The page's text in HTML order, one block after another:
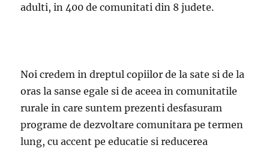
adulti, in 400 de comunitati din 8 judete.
Noi credem in dreptul copiilor de la sate si de la
oras la sanse egale si de aceea in comunitatile
rurale in care suntem prezenti desfasuram
programe de dezvoltare comunitara pe termen
lung, cu accent pe educatie si reducerea